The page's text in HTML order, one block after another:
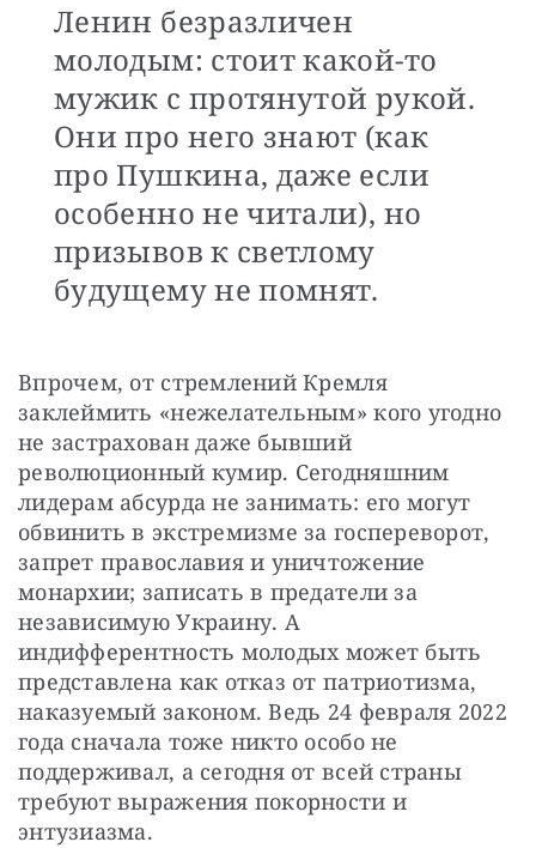
Ленин безразличен
молодым: стоит какой-то
мужик с протянутой рукой.
Они про него знают (как
про Пушкина, даже если
особенно не читали), но
призывов к светлому
будущему не помнят.
Впрочем, от стремлений Кремля
заклеймить «нежелательным» кого угодно
не застрахован даже бывший
революционный кумир. Сегодняшним
лидерам абсурда не занимать: его могут
обвинить в экстремизме за госпереворот,
запрет православия и уничтожение
монархии; записать в предатели за
независимую Украину. А
индифферентность молодых может быть
представлена как отказ от патриотизма,
наказуемый законом. Ведь 24 февраля 2022
года сначала тоже никто особо не
поддерживал, а сегодня от всей страны
требуют выражения покорности и
энтузиазма.